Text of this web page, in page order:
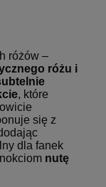
różów –
różu i
, które
się z
dla fanek
nutę